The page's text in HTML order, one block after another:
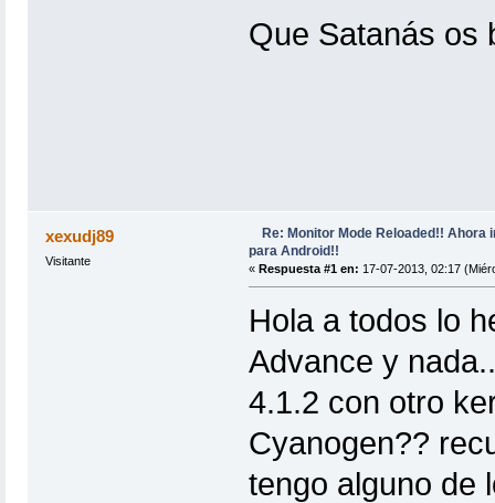
Que Satanás
xexudj89
Visitante
Re: Monitor Mode Reloaded!! Ahora
para Android!!
« Respuesta #1 en: 17-07-2013, 02:17
Hola a todos lo
Advance y
4.1.2 con otro
Cyanogen??
tengo alguno de